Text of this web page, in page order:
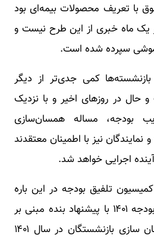
با تعریف محصولات بیمه‌ای بود
ماه خبری از این طرح نیست و
سپرده شده است.
کمی جدی‌تر از دیگر
حال در روزهای اخیر و با نزدیک
بودجه، مساله همسان‌سازی
نیز با اطمینان معتقدند
اجرایی خواهد شد.
تلفیق بودجه در این باره
گفت؛ کمیسیون تلفیق بودجه ۱۴۰۱ با پیشنهاد بنده مبنی بر
تداوم اجرای قانون همسان سازی بازنشستگان در سال ۱۴۰۱